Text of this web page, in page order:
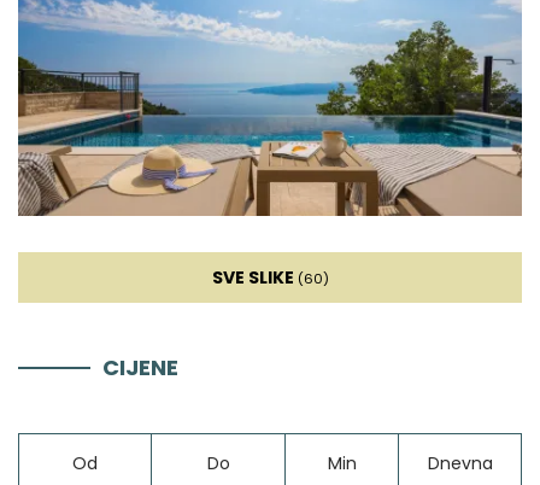
Aparat za kavu
Posuđe
Hranilica
Hladnjak za vino
Dnevna soba
SVE SLIKE (60)
CIJENE
Od Do Min Dnevna